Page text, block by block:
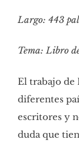
Largo: 443
Tema: Libro
El trabajo de
diferentes
escritores y
duda que